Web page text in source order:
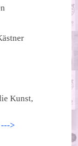
Kunst,
>